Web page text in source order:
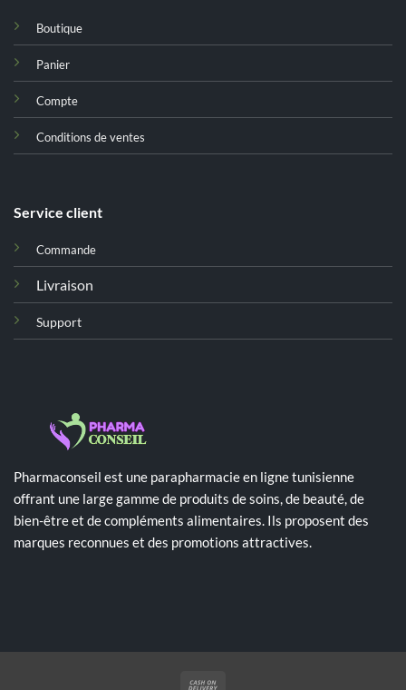
Boutique
Panier
Compte
Conditions de ventes
Service client
Commande
Livraison
Support
Pharmaconseil est une parapharmacie en ligne tunisienne
offrant une large gamme de produits de soins, de beauté, de
bien-être et de compléments alimentaires. Ils proposent des
marques reconnues et des promotions attractives.